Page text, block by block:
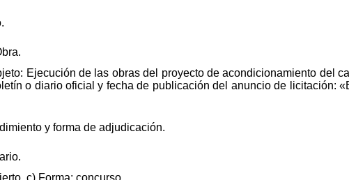
Ejecución de las obras del proyecto de acondicionamiento del
o diario oficial y fecha de publicación del anuncio de licitación:
y forma de adjudicación.
c) Forma: concurso.